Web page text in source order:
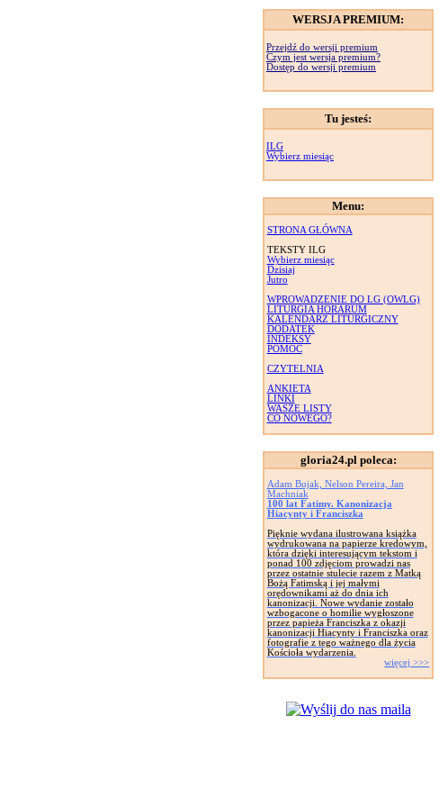
WERSJA PREMIUM:
Przejdź do wersji premium
Czym jest wersja premium?
Dostęp do wersji premium
Tu jesteś:
ILG
Wybierz miesiąc
Menu:
STRONA GŁÓWNA
TEKSTY ILG
Wybierz miesiąc
Dzisiaj
Jutro
WPROWADZENIE DO LG (OWLG)
LITURGIA HORARUM
KALENDARZ LITURGICZNY
DODATEK
INDEKSY
POMOC
CZYTELNIA
ANKIETA
LINKI
WASZE LISTY
CO NOWEGO?
gloria24.pl poleca:
Adam Bujak, Nelson Pereira, Jan
Machniak
100 lat Fatimy. Kanonizacja
Hiacynty i Franciszka
Pięknie wydana ilustrowana książka
wydrukowana na papierze kredowym,
która dzięki interesującym tekstom i
ponad 100 zdjęciom prowadzi nas
przez ostatnie stulecie razem z Matką
Bożą Fatimską i jej małymi
orędownikami aż do dnia ich
kanonizacji. Nowe wydanie zostało
wzbogacone o homilie wygłoszone
przez papieża Franciszka z okazji
kanonizacji Hiacynty i Franciszka oraz
fotografie z tego ważnego dla życia
Kościoła wydarzenia.
więcej >>>